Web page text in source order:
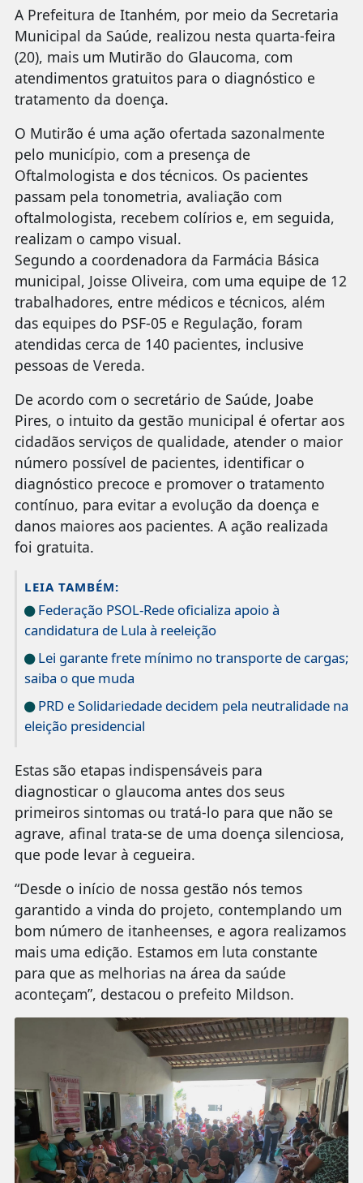
A Prefeitura de Itanhém, por meio da Secretaria
Municipal da Saúde, realizou nesta quarta-feira
(20), mais um Mutirão do Glaucoma, com
atendimentos gratuitos para o diagnóstico e
tratamento da doença.
O Mutirão é uma ação ofertada sazonalmente
pelo município, com a presença de
Oftalmologista e dos técnicos. Os pacientes
passam pela tonometria, avaliação com
oftalmologista, recebem colírios e, em seguida,
realizam o campo visual.
Segundo a coordenadora da Farmácia Básica
municipal, Joisse Oliveira, com uma equipe de 12
trabalhadores, entre médicos e técnicos, além
das equipes do PSF-05 e Regulação, foram
atendidas cerca de 140 pacientes, inclusive
pessoas de Vereda.
De acordo com o secretário de Saúde, Joabe
Pires, o intuito da gestão municipal é ofertar aos
cidadãos serviços de qualidade, atender o maior
número possível de pacientes, identificar o
diagnóstico precoce e promover o tratamento
contínuo, para evitar a evolução da doença e
danos maiores aos pacientes. A ação realizada
foi gratuita.
LEIA TAMBÉM:
Federação PSOL-Rede oficializa apoio à
candidatura de Lula à reeleição
Lei garante frete mínimo no transporte de cargas;
saiba o que muda
PRD e Solidariedade decidem pela neutralidade na
eleição presidencial
Estas são etapas indispensáveis para
diagnosticar o glaucoma antes dos seus
primeiros sintomas ou tratá-lo para que não se
agrave, afinal trata-se de uma doença silenciosa,
que pode levar à cegueira.
“Desde o início de nossa gestão nós temos
garantido a vinda do projeto, contemplando um
bom número de itanheenses, e agora realizamos
mais uma edição. Estamos em luta constante
para que as melhorias na área da saúde
aconteçam”, destacou o prefeito Mildson.